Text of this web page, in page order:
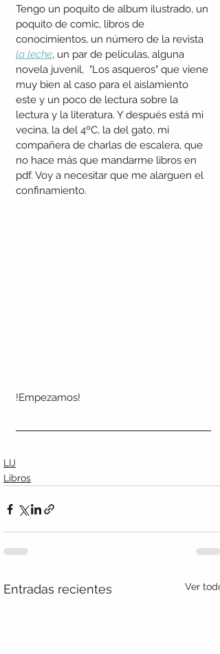
Tengo un poquito de album ilustrado, un
poquito de comic, libros de
conocimientos, un número de la revista
la leche, un par de películas, alguna
novela juvenil,  "Los asqueros" que viene
muy bien al caso para el aislamiento
este y un poco de lectura sobre la
lectura y la literatura. Y después está mi
vecina, la del 4ºC, la del gato, mi
compañera de charlas de escalera, que
no hace más que mandarme libros en
pdf. Voy a necesitar que me alarguen el
confinamiento.
!Empezamos!
LIJ
Libros
Entradas recientes Ver todo